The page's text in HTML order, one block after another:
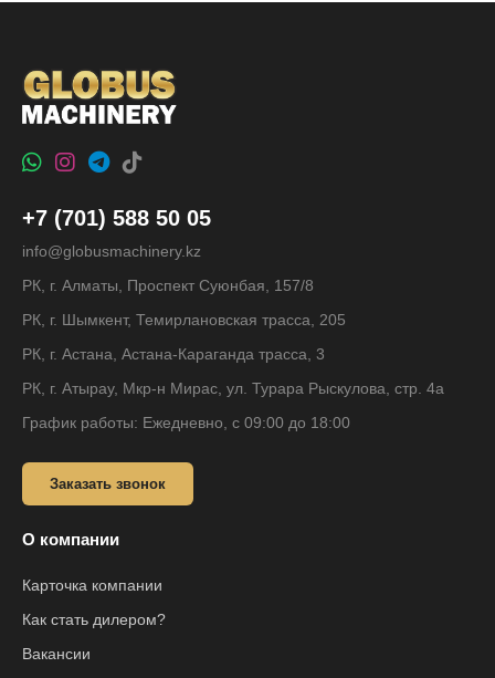
+7 (701) 588 50 05
info@globusmachinery.kz
РК, г. Алматы, Проспект Суюнбая, 157/8
РК, г. Шымкент, Темирлановская трасса, 205
РК, г. Астана, Астана-Караганда трасса, 3
РК, г. Атырау, Мкр-н Мирас, ул. Турара Рыскулова, стр. 4а
График работы: Ежедневно, с 09:00 до 18:00
Заказать звонок
О компании
Карточка компании
Как стать дилером?
Вакансии